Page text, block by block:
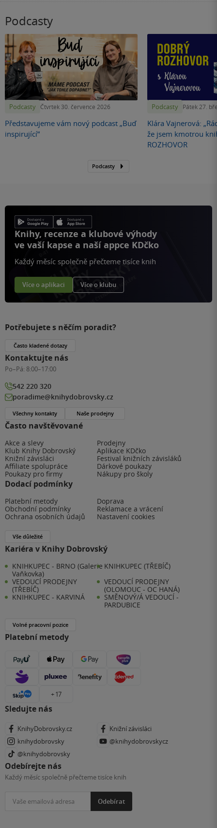
Podcasty
Podcasty Čtvrtek 30. července 2026
Představujeme vám nový podcast „Buď
inspirující“
Podcasty Pátek 27.
Klára Vajnerová:
že jsem kmotrou
ROZHOVOR
Podcasty
Knihy, recenze a klubové výhody
ve vaší kapse a naší appce KDčko
Každý měsíc společně přečteme tisíce knih
Více o aplikaci Více o klubu
Často navštěvované
Akce a slevy
Prodejny
Klub Knihy Dobrovský
Aplikace KDčko
Knižní závisláci
Festival knižních závisláků
Affiliate spolupráce
Dárkové poukazy
Poukazy pro firmy
Nákupy pro školy
Dodací podmínky
Platební metody
Doprava
Obchodní podmínky
Reklamace a vrácení
Ochrana osobních údajů
Nastavení cookies
Vše důležité
Kariéra v Knihy Dobrovský
KNIHKUPEC - BRNO (Galerie
Vaňkovka)
KNIHKUPEC (TŘEBÍČ)
VEDOUCÍ PRODEJNY
(TŘEBÍČ)
VEDOUCÍ PRODEJNY
(OLOMOUC - OC HANÁ)
KNIHKUPEC - KARVINÁ
SMĚNOVÝ/Á VEDOUCÍ -
PARDUBICE
Volné pracovní pozice
Platební metody
+ 17
Sledujte nás
KnihyDobrovsky.cz
Knižní závisláci
knihydobrovsky
@knihydobrovskycz
@knihydobrovsky
Odebírejte nás
Každý měsíc společně přečteme tisíce knih
Odebírat
Potřebujete s něčím poradit?
Často kladené dotazy
Kontaktujte nás
Po–Pá: 8:00–17:00
542 220 320
poradime@knihydobrovsky.cz
Všechny kontakty Naše prodejny